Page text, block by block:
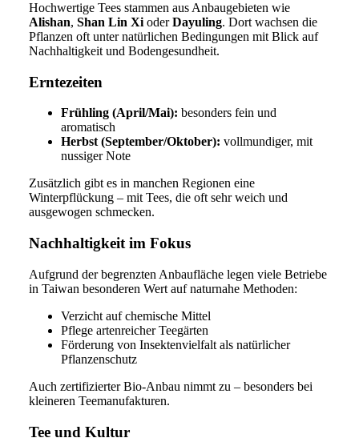
Hochwertige Tees stammen aus Anbaugebieten wie
Alishan, Shan Lin Xi oderDayuling. Dort wachsen die
Pflanzen oft unter natürlichen Bedingungen mit Blick auf
Nachhaltigkeit und Bodengesundheit.
Erntezeiten
Frühling (April/Mai): besonders fein und
aromatisch
Herbst (September/Oktober): vollmundiger, mit
nussiger Note
Zusätzlich gibt es in manchen Regionen eine
Winterpflückung – mit Tees, die oft sehr weich und
ausgewogen schmecken.
Nachhaltigkeit im Fokus
Aufgrund der begrenzten Anbaufläche legen viele Betriebe
in Taiwan besonderen Wert auf naturnahe Methoden:
Verzicht auf chemische Mittel
Pflege artenreicher Teegärten
Förderung von Insektenvielfalt als natürlicher
Pflanzenschutz
Auch zertifizierter Bio-Anbau nimmt zu – besonders bei
kleineren Teemanufakturen.
Tee und Kultur